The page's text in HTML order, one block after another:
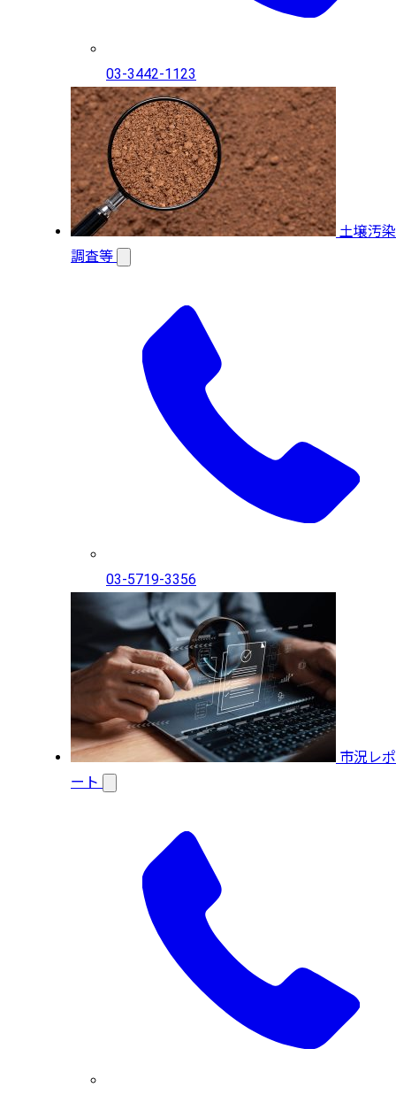
03-3442-1123
土壌汚染
調査等
03-5719-3356
市況レポ
ート